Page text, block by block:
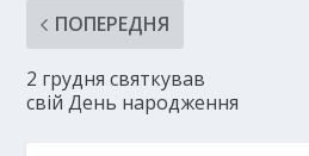
ПОПЕРЕДНЯ
2 грудня святкував
свій День народження